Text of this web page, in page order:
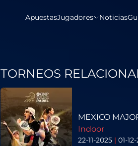
ApuestasJugadores Noticias
TORNEOS
MEXICO
Indoor
22-11-2025 | 01-